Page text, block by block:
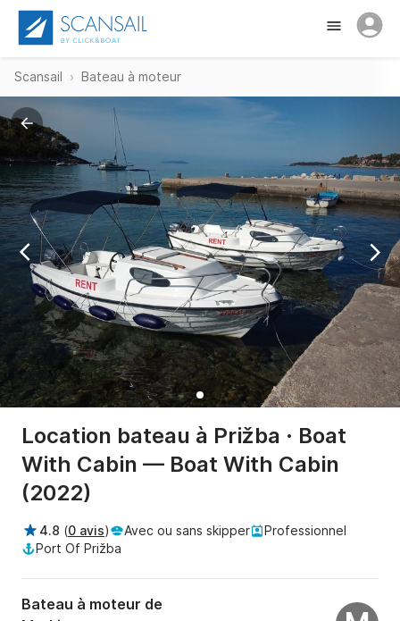
Scansail Bateau à moteur
Location bateau à Prižba · Boat
With Cabin — Boat With Cabin
(2022)
4.8 (0 avis) Avec ou sans skipper
Professionnel
Port Of Prižba
Bateau à moteur de